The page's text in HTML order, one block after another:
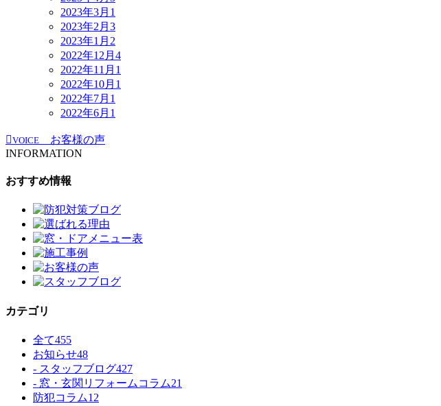
2023年3月 1
2023年2月 3
2023年1月 2
2022年12月 4
2022年11月 1
2022年10月 1
2022年7月 1
2022年6月 1
VOICE
お客様の声
INFORMATION
おすすめ情報
カテゴリ
全て455
お知らせ48
- スタッフブログ427
- 窓・玄関リフォームコラム21
防犯コラム12